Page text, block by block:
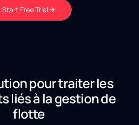
Start Free Trial
pour traiter les
liés à la gestion de
flotte